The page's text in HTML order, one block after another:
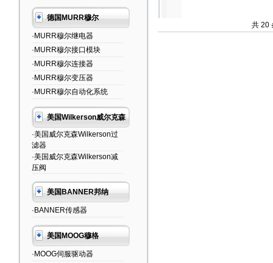
德国MURR穆尔
·MURR穆尔继电器
·MURR穆尔接口模块
·MURR穆尔连接器
·MURR穆尔变压器
·MURR穆尔自动化系统
美国Wilkerson威尔克森
·美国威尔克森Wilkerson过
滤器
·美国威尔克森Wilkerson减
压阀
美国BANNER邦纳
·BANNER传感器
美国MOOG穆格
·MOOG伺服驱动器
共 20